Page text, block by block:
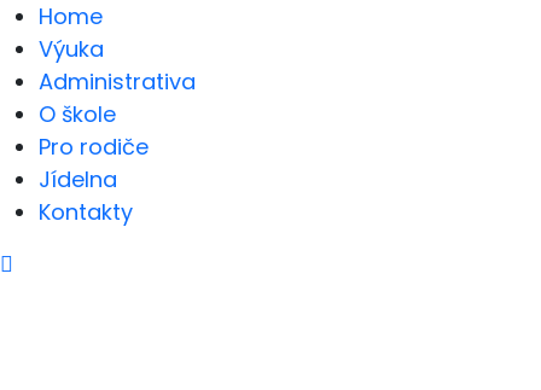
Home
Výuka
Administrativa
O škole
Pro rodiče
Jídelna
Kontakty